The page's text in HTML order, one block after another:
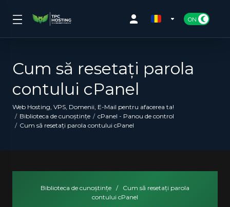
Cum să resetați parola
contului cPanel
Web Hosting, VPS, Domenii, E-Mail pentru afacerea ta!
Biblioteca de cunoștințe
cPanel - Panou de control
Cum să resetați parola contului cPanel
Biblioteca de cunoștințe /
Cum să resetați parola
contului cPanel